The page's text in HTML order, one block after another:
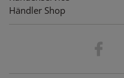
Händler Shop